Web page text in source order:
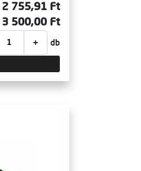
2 755,91 Ft
3 500,00 Ft
+ db